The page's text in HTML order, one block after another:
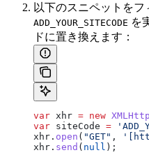
以下のスニペットをフ
ADD_YOUR_SITECODE を
ドに置き換えます：
var xhr = new
var siteCode =
xhr . open ( "GET" ,
xhr . send ( null );